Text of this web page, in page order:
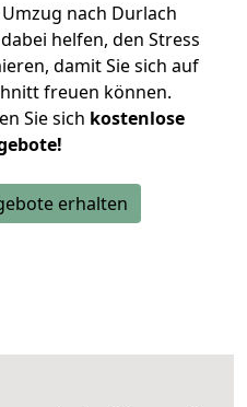
nach Durlach
helfen, den Stress
damit Sie sich auf
freuen können.
Sie sich kostenlose
erhalten